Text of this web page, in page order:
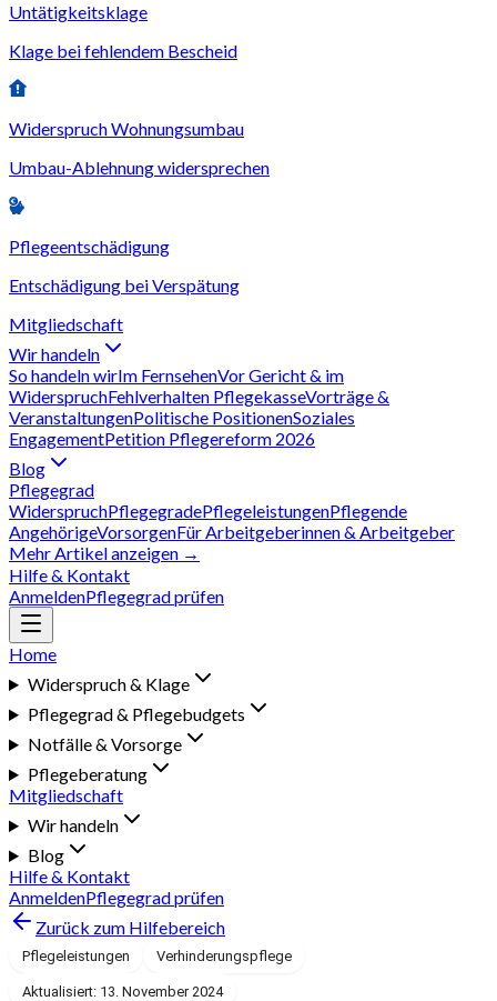
Untätigkeitsklage
Klage bei fehlendem Bescheid
Widerspruch Wohnungsumbau
Umbau-Ablehnung widersprechen
Pflegeentschädigung
Entschädigung bei Verspätung
Mitgliedschaft
Wir handeln
So handeln wirIm FernsehenVor Gericht & im
WiderspruchFehlverhalten PflegekasseVorträge &
VeranstaltungenPolitische PositionenSoziales
EngagementPetition Pflegereform 2026
Blog
Pflegegrad
WiderspruchPflegegradePflegeleistungenPflegende
AngehörigeVorsorgenFür Arbeitgeberinnen & Arbeitgeber
Mehr Artikel anzeigen →
Hilfe & Kontakt
AnmeldenPflegegrad prüfen
Home
Widerspruch & Klage
Pflegegrad & Pflegebudgets
Notfälle & Vorsorge
Pflegeberatung
Mitgliedschaft
Wir handeln
Blog
Hilfe & Kontakt
AnmeldenPflegegrad prüfen
Zurück zum Hilfebereich
Pflegeleistungen Verhinderungspflege
Aktualisiert: 13. November 2024